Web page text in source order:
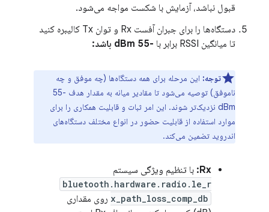
قبول نباشد، آزمایش با شکست مواجه می‌شود.
دستگاه‌ها را برای جبران آفست Rx و توان Tx کالیبره کنید
تا میانگین RSSI برابر با
-55 dBm باشد:
توجه: این مرحله برای همه دستگاه‌ها (چه موفق و چه
ناموفق) توصیه می‌شود تا مقادیر میانه به مقدار هدف -55
dBm نزدیک‌تر شوند. این امر ثبات و قابلیت همکاری را برای
موارد استفاده از قابلیت حضور در انواع مختلف دستگاه‌های
اندروید تضمین می‌کند.
Rx: با تنظیم ویژگی سیستم
bluetooth.hardware.radio.le_r
x_path_loss_comp_db روی مقداری